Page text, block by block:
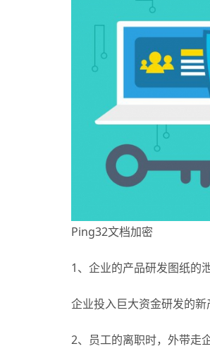
Ping32文档加密
1、企业的产品研发图纸的
企业投入巨大资金研发的
2、员工的离职时，外带走